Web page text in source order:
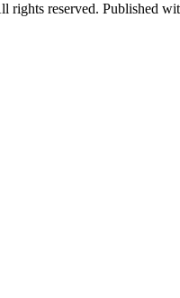
rights reserved. Published